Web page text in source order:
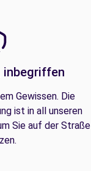
inbegriffen
Gewissen. Die
ist in all unseren
Sie auf der